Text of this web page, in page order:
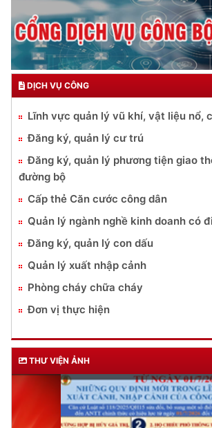
DỊCH VỤ CÔNG
Lĩnh vực quản lý vũ khí, vật liệu nổ,
Đăng ký, quản lý cư trú
Đăng ký, quản lý phương tiện giao
đường bộ
Cấp thẻ Căn cước công dân
Quản lý ngành nghề kinh doanh có
Đăng ký, quản lý con dấu
Quản lý xuất nhập cảnh
Phòng cháy chữa cháy
Đơn vị thực hiện
THƯ VIỆN ẢNH